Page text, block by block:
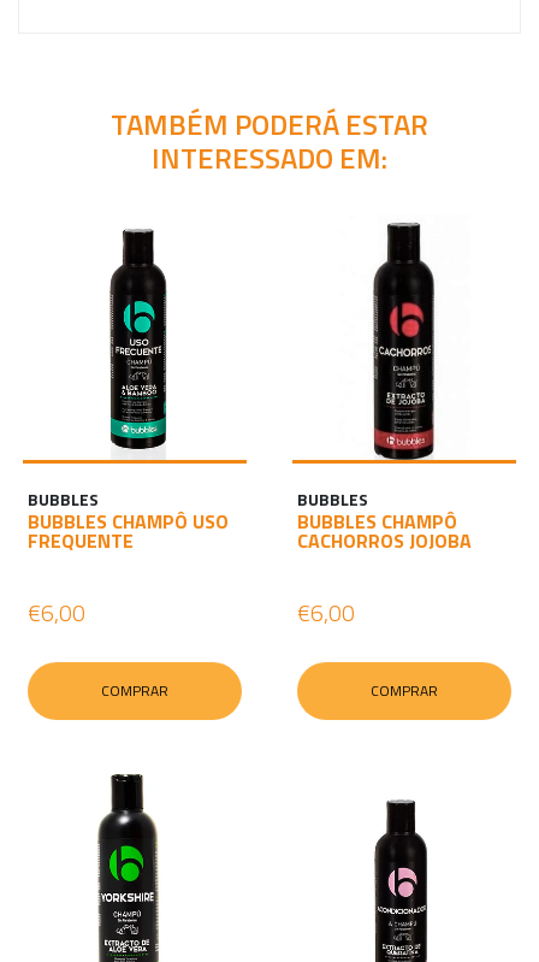
TAMBÉM PODERÁ ESTAR
INTERESSADO EM:
BUBBLES
BUBBLES CHAMPÔ USO
FREQUENTE
€6,00
COMPRAR
BUBBLES
BUBBLES CHAMPÔ
CACHORROS JOJOBA
€6,00
COMPRAR